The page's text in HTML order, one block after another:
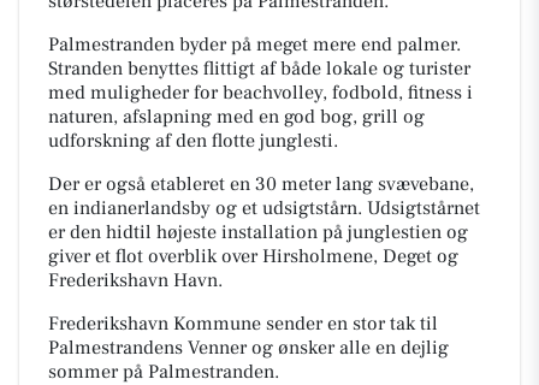
Palmestranden byder på meget mere end palmer.
Stranden benyttes flittigt af både lokale og turister
med muligheder for beachvolley, fodbold, fitness i
naturen, afslapning med en god bog, grill og
udforskning af den flotte junglesti.
Der er også etableret en 30 meter lang svævebane,
en indianerlandsby og et udsigtstårn. Udsigtstårnet
er den hidtil højeste installation på junglestien og
giver et flot overblik over Hirsholmene, Deget og
Frederikshavn Havn.
Frederikshavn Kommune sender en stor tak til
Palmestrandens Venner og ønsker alle en dejlig
sommer på Palmestranden.